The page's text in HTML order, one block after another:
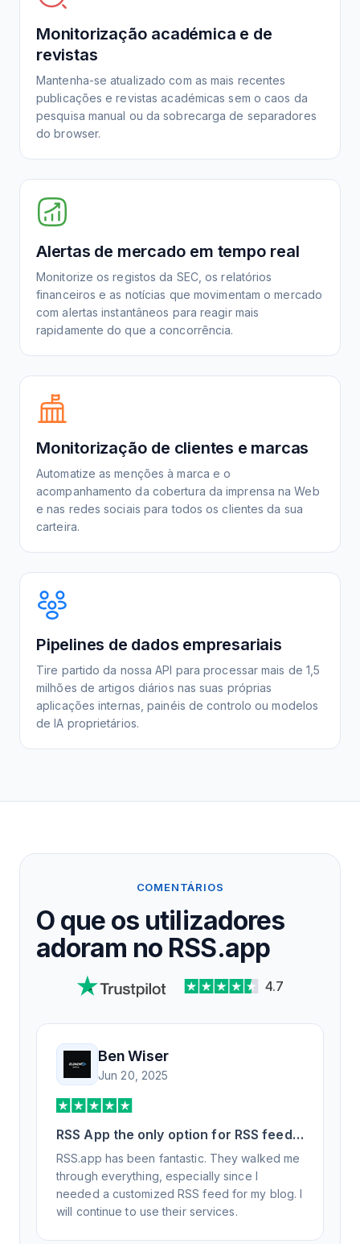
Monitorização académica e de
revistas
Mantenha-se atualizado com as mais recentes
publicações e revistas académicas sem o caos da
pesquisa manual ou da sobrecarga de separadores
do browser.
Alertas de mercado em tempo real
Monitorize os registos da SEC, os relatórios
financeiros e as notícias que movimentam o mercado
com alertas instantâneos para reagir mais
rapidamente do que a concorrência.
Monitorização de clientes e marcas
Automatize as menções à marca e o
acompanhamento da cobertura da imprensa na Web
e nas redes sociais para todos os clientes da sua
carteira.
Pipelines de dados empresariais
Tire partido da nossa API para processar mais de 1,5
milhões de artigos diários nas suas próprias
aplicações internas, painéis de controlo ou modelos
de IA proprietários.
COMENTÁRIOS
O que os utilizadores
adoram no RSS.app
4.7
Ben Wiser
Jun 20, 2025
RSS App the only option for RSS feed
generation
RSS.app has been fantastic. They walked me
through everything, especially since I
needed a customized RSS feed for my blog. I
will continue to use their services.